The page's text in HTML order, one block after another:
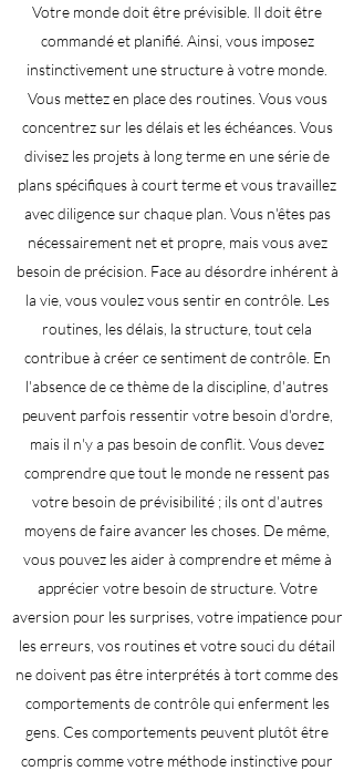
Votre monde doit être prévisible. Il doit être
commandé et planifié. Ainsi, vous imposez
instinctivement une structure à votre monde.
Vous mettez en place des routines. Vous vous
concentrez sur les délais et les échéances. Vous
divisez les projets à long terme en une série de
plans spécifiques à court terme et vous travaillez
avec diligence sur chaque plan. Vous n'êtes pas
nécessairement net et propre, mais vous avez
besoin de précision. Face au désordre inhérent à
la vie, vous voulez vous sentir en contrôle. Les
routines, les délais, la structure, tout cela
contribue à créer ce sentiment de contrôle. En
l'absence de ce thème de la discipline, d'autres
peuvent parfois ressentir votre besoin d'ordre,
mais il n'y a pas besoin de conflit. Vous devez
comprendre que tout le monde ne ressent pas
votre besoin de prévisibilité ; ils ont d'autres
moyens de faire avancer les choses. De même,
vous pouvez les aider à comprendre et même à
apprécier votre besoin de structure. Votre
aversion pour les surprises, votre impatience pour
les erreurs, vos routines et votre souci du détail
ne doivent pas être interprétés à tort comme des
comportements de contrôle qui enferment les
gens. Ces comportements peuvent plutôt être
compris comme votre méthode instinctive pour